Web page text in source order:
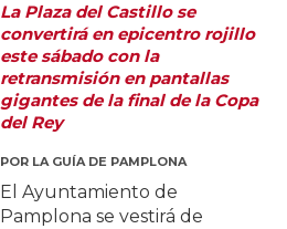
La Plaza del Castillo se
convertirá en epicentro rojillo
este sábado con la
retransmisión en pantallas
gigantes de la final de la Copa
del Rey
POR LA GUÍA DE PAMPLONA
El Ayuntamiento de
Pamplona se vestirá de